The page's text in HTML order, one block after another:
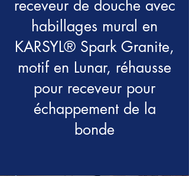
receveur de douche avec
habillages mural en
KARSYL® Spark Granite,
motif en Lunar, réhausse
pour receveur pour
échappement de la
bonde